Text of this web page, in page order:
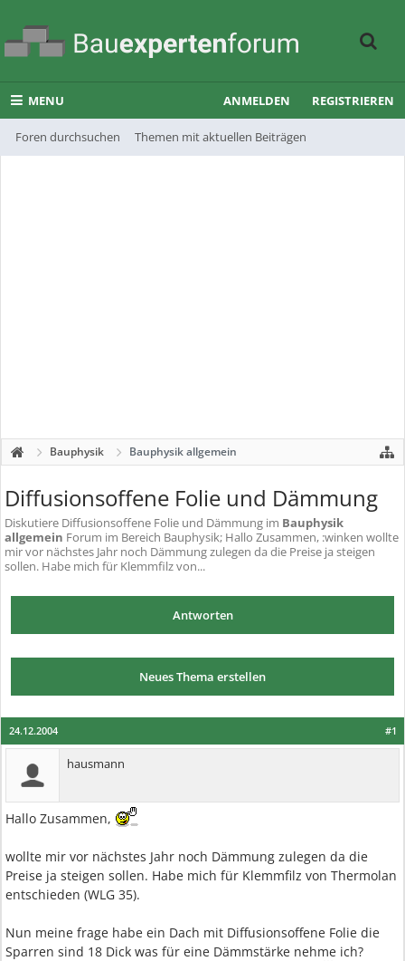
MENU
Foren durchsuchen Themen mit aktuellen Beiträgen
ANMELDEN REGISTRIEREN
Bauphysik Bauphysik allgemein
Diffusionsoffene Folie und Dämmung
Diskutiere Diffusionsoffene Folie und Dämmung im Bauphysik
allgemein Forum im Bereich Bauphysik; Hallo Zusammen, :winken wollte
mir vor nächstes Jahr noch Dämmung zulegen da die Preise ja steigen
sollen. Habe mich für Klemmfilz von...
Antworten
Neues Thema erstellen
#1
24.12.2004
hausmann
Hallo Zusammen,
wollte mir vor nächstes Jahr noch Dämmung zulegen da die
Preise ja steigen sollen. Habe mich für Klemmfilz von Thermolan
entschieden (WLG 35).
Nun meine frage habe ein Dach mit Diffusionsoffene Folie die
Sparren sind 18 Dick was für eine Dämmstärke nehme ich?